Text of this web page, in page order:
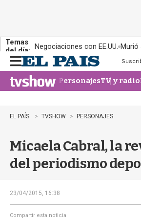
Temas
del día: Negociaciones con EE.UU. Murió
n
u
PersonajesTV y radio
EL PAÍS TVSHOW PERSONAJES
Micaela Cabral, la
del periodismo
23/04/2015, 16:38
Compartir esta noticia